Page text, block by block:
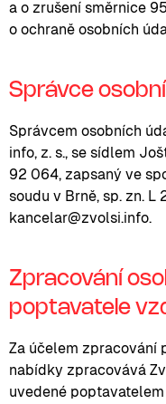
a o zrušení směrnice
o ochraně osobních
Správce
Správcem osobních
info, z. s., se sídlem
92 064, zapsaný ve
soudu v Brně, sp. zn. L
kancelar@zvolsi.info.
Zpracování
poptavatele
Za účelem zpracování
nabídky zpracovává
uvedené